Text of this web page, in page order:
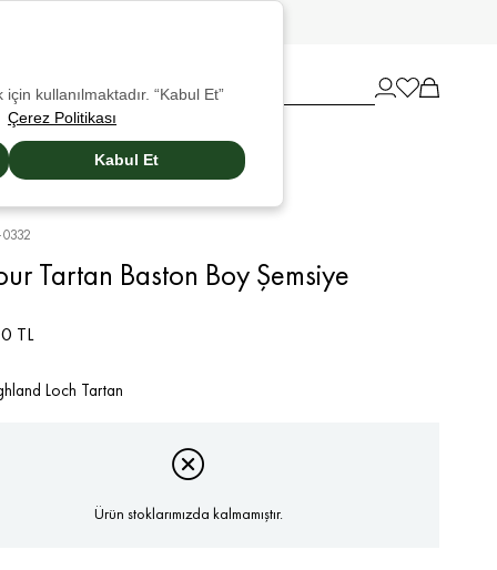
kullanılmaktadır. “Kabul Et”
Çerez Politikası
Kabul Et
Tartan Baston Boy Şemsiye
TL
Loch Tartan
Ürün stoklarımızda kalmamıştır.